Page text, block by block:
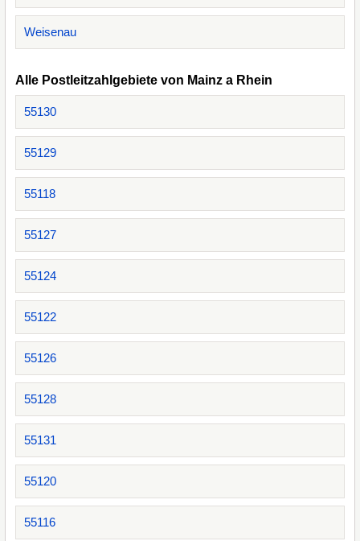
Weisenau
Alle Postleitzahlgebiete von Mainz a Rhein
55130
55129
55118
55127
55124
55122
55126
55128
55131
55120
55116